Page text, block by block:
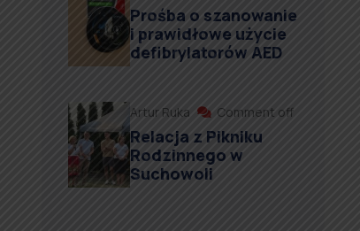
Prośba o szanowanie
i prawidłowe użycie
defibrylatorów AED
Artur Ruka Comment off
Relacja z Pikniku
Rodzinnego w
Suchowoli